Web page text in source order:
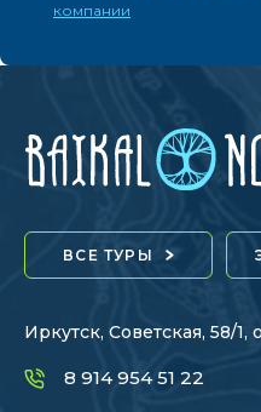
компании
ВСЕ ТУРЫ
Иркутск, Советская, 58/1,
8 914 954 51 22